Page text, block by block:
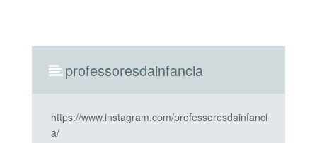
professoresdainfancia
https://www.instagram.com/professoresdainfanci
a/